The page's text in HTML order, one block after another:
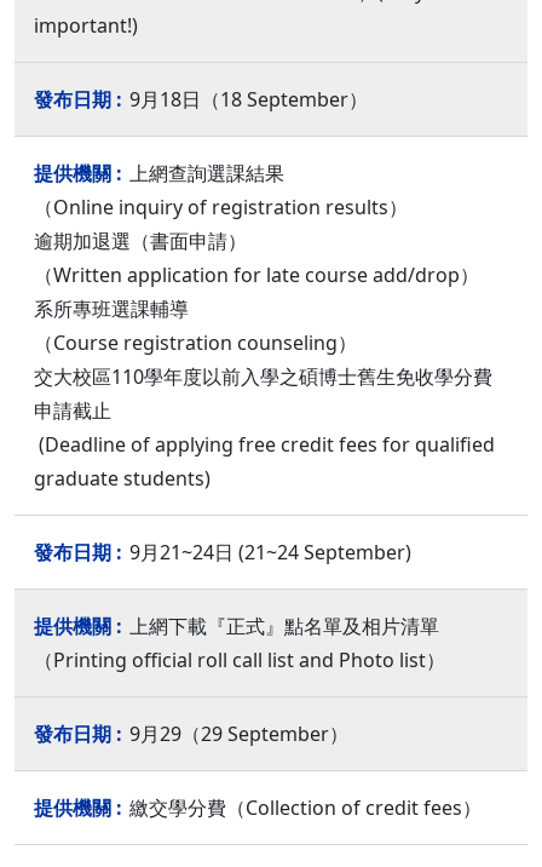
important!)
9月18日（18 September）
上網查詢選課結果
（Online inquiry of registration results）
逾期加退選（書面申請）
（Written application for late course add/drop）
系所專班選課輔導
（Course registration counseling）
交大校區110學年度以前入學之碩博士舊生免收學分費
申請截止
(Deadline of applying free credit fees for qualified
graduate students)
9月21~24日 (21~24 September)
上網下載『正式』點名單及相片清單
（Printing official roll call list and Photo list）
9月29（29 September）
繳交學分費（Collection of credit fees）